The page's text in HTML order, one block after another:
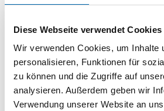
Diese Webseite verwendet Cookies
Wir verwenden Cookies, um Inhalte
personalisieren, Funktionen für
zu können und die Zugriffe auf
analysieren. Außerdem geben wir
Verwendung unserer Website an
Zusammenstellung eines Türbeschlags
Dokumente
01 | Hauptkatalog 2019/21